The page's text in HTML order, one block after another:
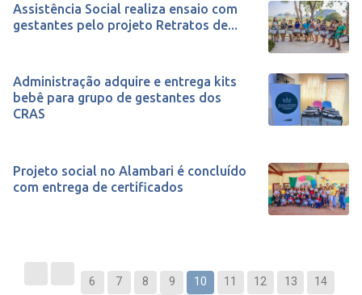
Assistência Social realiza ensaio com
gestantes pelo projeto Retratos de...
Administração adquire e entrega kits
bebê para grupo de gestantes dos
CRAS
Projeto social no Alambari é concluído
com entrega de certificados
6 7 8 9 10 11 12 13 14